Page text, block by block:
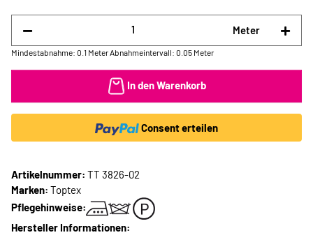
Meter
Mindestabnahme: 0.1 Meter Abnahmeintervall: 0.05 Meter
In den Warenkorb
Consent erteilen
Artikelnummer: TT 3826-02
Marken: Toptex
Pflegehinweise:
Hersteller Informationen: